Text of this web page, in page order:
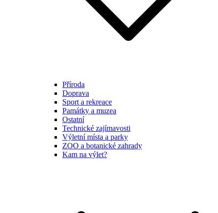
Příroda
Doprava
Sport a rekreace
Památky a muzea
Ostatní
Technické zajímavosti
Výletní místa a parky
ZOO a botanické zahrady
Kam na výlet?